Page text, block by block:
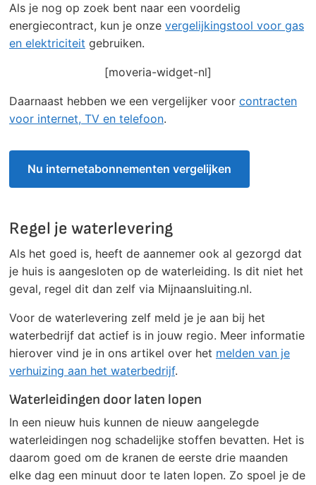
Als je nog op zoek bent naar een voordelig
energiecontract, kun je onze vergelijkingstool voor gas
en elektriciteit gebruiken.
[moveria-widget-nl]
Daarnaast hebben we een vergelijker voor contracten
voor internet, TV en telefoon.
Nu internetabonnementen vergelijken
Regel je waterlevering
Als het goed is, heeft de aannemer ook al gezorgd dat
je huis is aangesloten op de waterleiding. Is dit niet het
geval, regel dit dan zelf via Mijnaansluiting.nl.
Voor de waterlevering zelf meld je je aan bij het
waterbedrijf dat actief is in jouw regio. Meer informatie
hierover vind je in ons artikel over het melden van je
verhuizing aan het waterbedrijf.
Waterleidingen door laten lopen
In een nieuw huis kunnen de nieuw aangelegde
waterleidingen nog schadelijke stoffen bevatten. Het is
daarom goed om de kranen de eerste drie maanden
elke dag een minuut door te laten lopen. Zo spoel je de